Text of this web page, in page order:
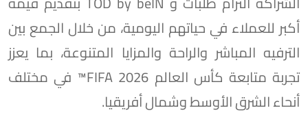
أكبر للعملاء في حياتهم اليومية، من خلال الجمع بين
الترفيه المباشر والراحة والمزايا المتنوعة، بما يعزز
تجربة متابعة كأس العالم FIFA 2026™️ في مختلف
أنحاء الشرق الأوسط وشمال أفريقيا.